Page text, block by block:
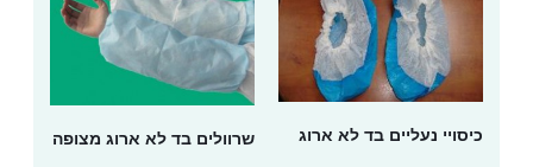
כיסויי נעליים בד לא ארוג שרוולים בד לא ארוג מצופה